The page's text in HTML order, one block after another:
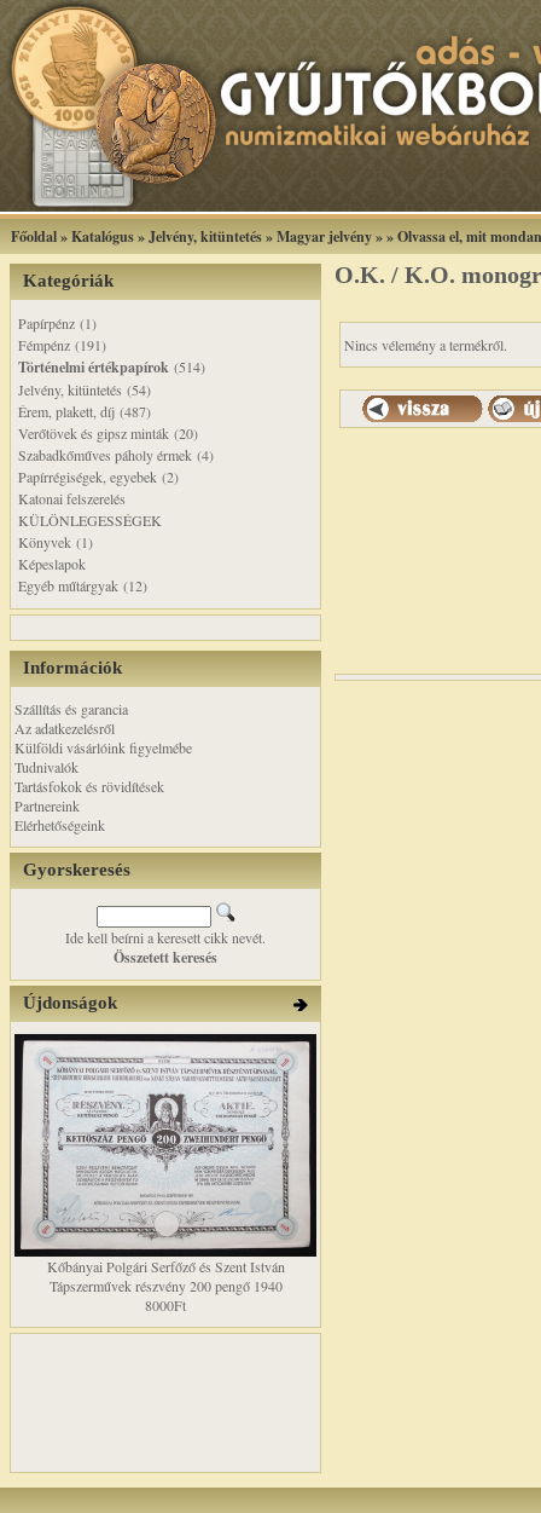
Főoldal»Katalógus»Jelvény, kitüntetés»Magyar jelvény»»Olvassa el, mit
Kategóriák
Papírpénz (1)
Fémpénz (191)
Történelmi értékpapírok (514)
Jelvény, kitüntetés (54)
Érem, plakett, díj (487)
Verőtövek és gipsz minták (20)
Szabadkőműves páholy érmek (4)
Papírrégiségek, egyebek (2)
Katonai felszerelés
KÜLÖNLEGESSÉGEK
Könyvek (1)
Képeslapok
Egyéb műtárgyak (12)
Információk
Szállítás és garancia
Az adatkezelésről
Külföldi vásárlóink figyelmébe
Tudnivalók
Tartásfokok és rövidítések
Partnereink
Elérhetőségeink
Gyorskeresés
Ide kell beírni a keresett cikk nevét.
Összetett keresés
Újdonságok
Kőbányai Polgári Serfőző és Szent István
Tápszerművek részvény 200 pengő 1940
8000Ft
O.K. / K.O.
Nincs vélemény a termékről.